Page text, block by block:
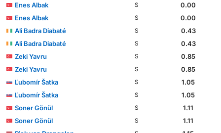
Enes Albak S
0.00
Enes Albak
S
0.00
Ali Badra Diabaté
S
0.43
Ali Badra Diabaté
S
0.43
Zeki Yavru
S
0.85
Zeki Yavru
S
0.85
Ľubomír Šatka
S
1.05
Ľubomír Šatka
S
1.05
Soner Gönül
S
1.11
Soner Gönül
S
1.11